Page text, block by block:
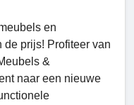
en
de prijs! Profiteer van
&
naar een nieuwe